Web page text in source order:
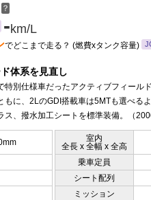
？
-km/L
でどこまで走る？ (燃費xタンク容量)
体系を見直し
特別仕様車だったアクティブフィール
もに、2LのGDI搭載車は5MTも選べる
ス、撥水加工シートを標準装備。（
室内
全長 x 全幅 x 全高
乗車定員
シート配列
ミッション